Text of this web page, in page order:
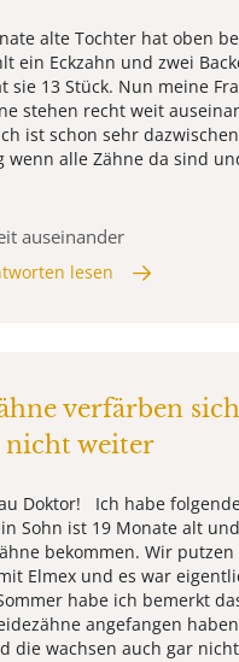
alte Tochter hat oben
ein Eckzahn und zwei
sie 13 Stück. Nun meine
stehen recht weit
ist schon sehr
wenn alle Zähne da sind
auseinander
lesen
verfärben
nicht weiter
Doktor! Ich habe
Sohn ist 19 Monate alt
bekommen. Wir putzen
Elmex und es war
habe ich bemerkt
angefangen
die wachsen auch gar